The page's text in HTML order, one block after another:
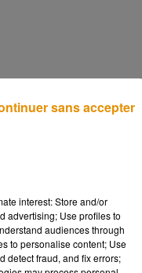
interest: Store and/or
advertising; Use profiles to
audiences through
to personalise content; Use
detect fraud, and fix errors;
sans accepter